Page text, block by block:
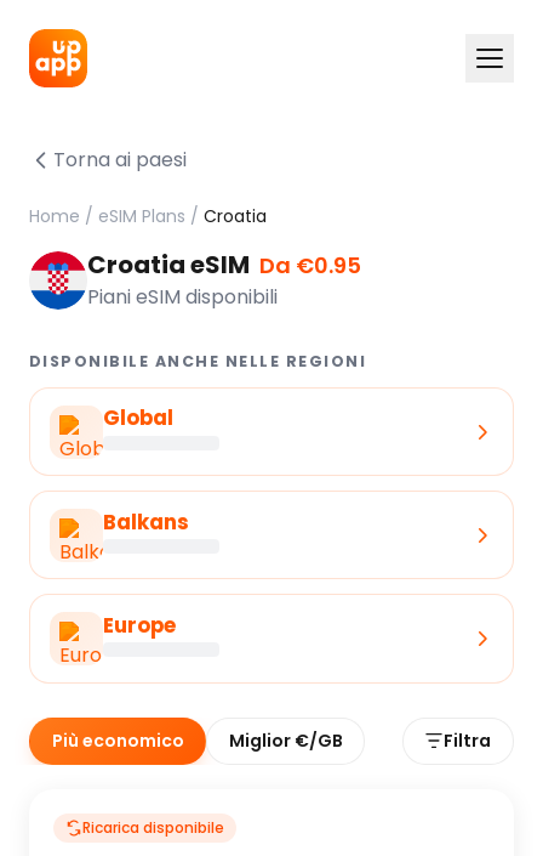
Torna ai paesi
Home / eSIM Plans / Croatia
Croatia eSIM Da €0.95
Piani eSIM disponibili
DISPONIBILE ANCHE NELLE REGIONI
Global
Balkans
Europe
Più economico Miglior €/GB Filtra
Ricarica disponibile